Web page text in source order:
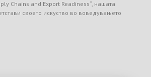
Chains and Export Readiness“, нашата
своето искуство во воведувањето